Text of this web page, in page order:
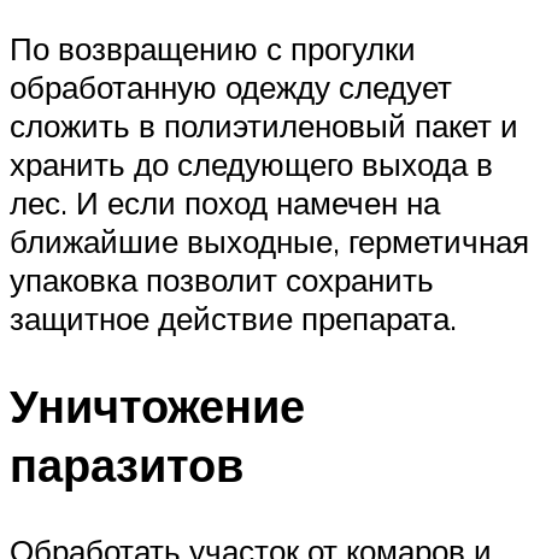
По возвращению с прогулки
обработанную одежду следует
сложить в полиэтиленовый пакет и
хранить до следующего выхода в
лес. И если поход намечен на
ближайшие выходные, герметичная
упаковка позволит сохранить
защитное действие препарата.
Уничтожение
паразитов
Обработать участок от комаров и